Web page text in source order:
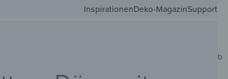
InspirationenDeko-MagazinSupport
Warenkorb